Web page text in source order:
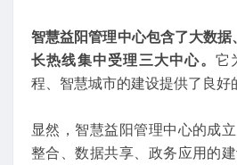
智慧益阳管理中心包含了大数据
长热线集中受理三大中心。 它
程、智慧城市的建设提供了良好
显然，智慧益阳管理中心的成
整合、数据共享、政务应用的